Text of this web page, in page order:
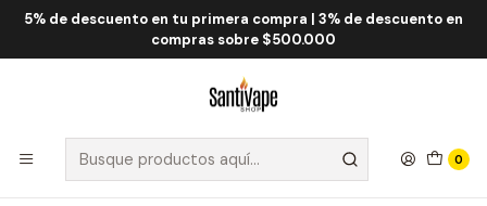
5% de descuento en tu primera compra | 3% de descuento en
compras sobre $500.000
0
Inicio ELF
ELF
Filtros